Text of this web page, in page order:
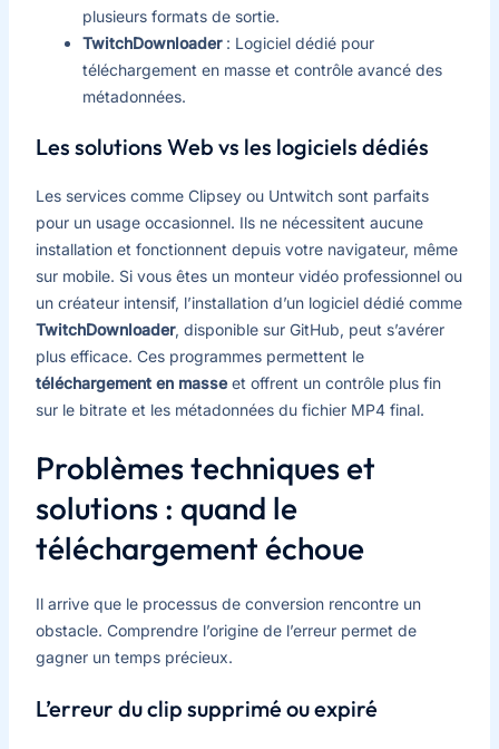
plusieurs formats de sortie.
TwitchDownloader: Logiciel dédié pour
téléchargement en masse et contrôle avancé des
métadonnées.
Les solutions Web vs les logiciels dédiés
Les services comme Clipsey ou Untwitch sont parfaits
pour un usage occasionnel. Ils ne nécessitent aucune
installation et fonctionnent depuis votre navigateur, même
sur mobile. Si vous êtes un monteur vidéo professionnel ou
un créateur intensif, l’installation d’un logiciel dédié comme
TwitchDownloader, disponible sur GitHub, peut s’avérer
plus efficace. Ces programmes permettent le
téléchargement en masseet offrent un contrôle plus fin
sur le bitrate et les métadonnées du fichier MP4 final.
Problèmes techniques et
solutions : quand le
téléchargement échoue
Il arrive que le processus de conversion rencontre un
obstacle. Comprendre l’origine de l’erreur permet de
gagner un temps précieux.
L’erreur du clip supprimé ou expiré